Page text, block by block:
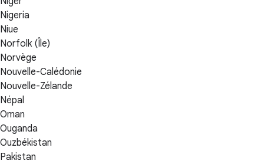
Nigeria
Niue
Norfolk (Île)
Norvège
Nouvelle-Calédonie
Nouvelle-Zélande
Népal
Oman
Ouganda
Ouzbékistan
Pakistan